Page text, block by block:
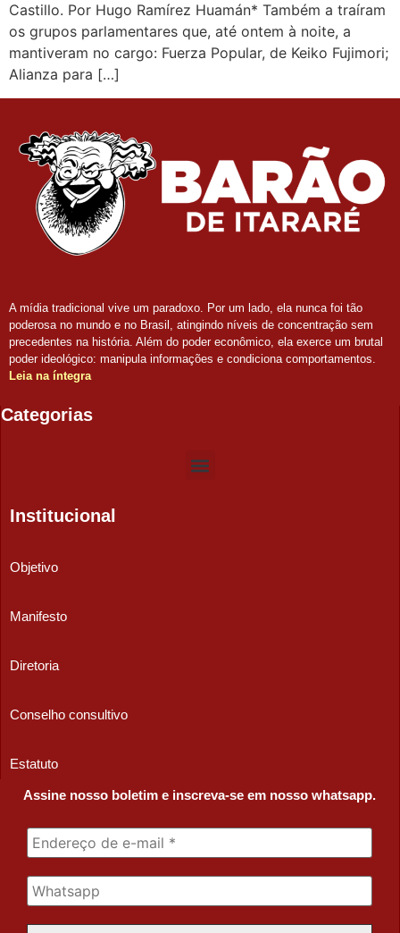
Castillo. Por Hugo Ramírez Huamán* Também a traíram
os grupos parlamentares que, até ontem à noite, a
mantiveram no cargo: Fuerza Popular, de Keiko Fujimori;
Alianza para […]
A mídia tradicional vive um paradoxo. Por um lado, ela nunca foi tão
poderosa no mundo e no Brasil, atingindo níveis de concentração sem
precedentes na história. Além do poder econômico, ela exerce um brutal
poder ideológico: manipula informações e condiciona comportamentos.
Leia na íntegra
Categorias
Institucional
Objetivo
Manifesto
Diretoria
Conselho consultivo
Estatuto
Assine nosso boletim e inscreva-se em nosso whatsapp.